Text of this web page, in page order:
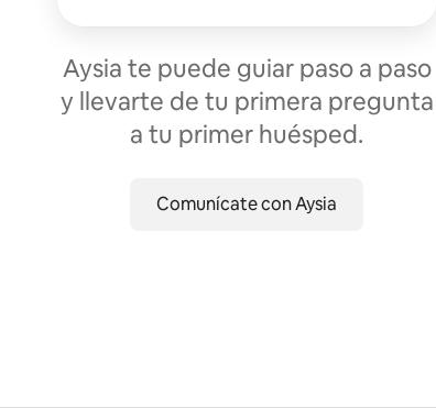
Aysia te puede guiar paso a paso
y llevarte de tu primera pregunta
a tu primer huésped.
Comunícate con Aysia